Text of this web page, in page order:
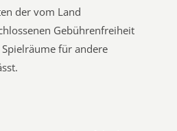
der vom Land
Gebührenfreiheit
für andere